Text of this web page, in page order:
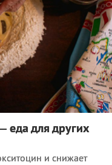
еда для других
и снижает